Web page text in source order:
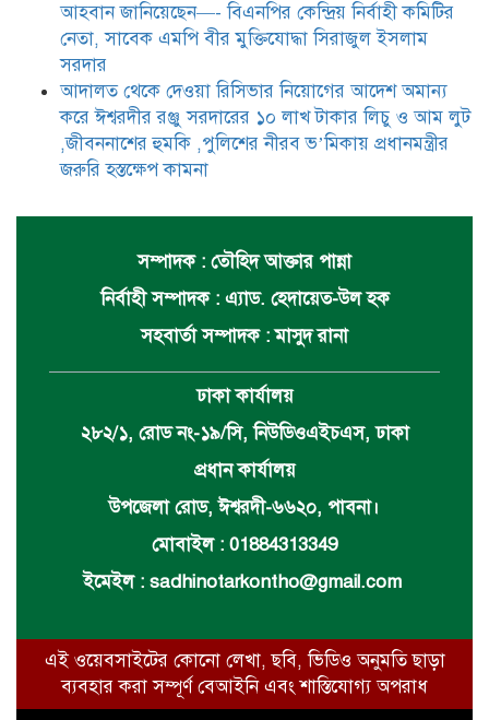
আহবান জানিয়েছেন—- বিএনপির কেন্দ্রিয় নির্বাহী কমিটির
নেতা, সাবেক এমপি বীর মুক্তিযোদ্ধা সিরাজুল ইসলাম
সরদার
আদালত থেকে দেওয়া রিসিভার নিয়োগের আদেশ অমান্য
করে ঈশ্বরদীর রঞ্জু সরদারের ১০ লাখ টাকার লিচু ও আম লুট
,জীবননাশের হুমকি ,পুলিশের নীরব ভ’মিকায় প্রধানমন্ত্রীর
জরুরি হস্তক্ষেপ কামনা
সম্পাদক : তৌহিদ আক্তার পান্না
নির্বাহী সম্পাদক : এ্যাড. হেদায়েত-উল হক
সহবার্তা সম্পাদক : মাসুদ রানা
ঢাকা কার্যালয়
২৮২/১, রোড নং-১৯/সি, নিউডিওএইচএস, ঢাকা
প্রধান কার্যালয়
উপজেলা রোড, ঈশ্বরদী-৬৬২০, পাবনা।
মোবাইল : 01884313349
ইমেইল : sadhinotarkontho@gmail.com
এই ওয়েবসাইটের কোনো লেখা, ছবি, ভিডিও অনুমতি ছাড়া
ব্যবহার করা সম্পূর্ণ বেআইনি এবং শাস্তিযোগ্য অপরাধ